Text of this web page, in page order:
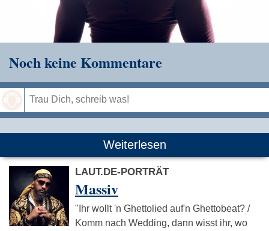
Noch keine Kommentare
Weiterlesen
LAUT.DE-PORTRÄT
Massiv
"Ihr wollt 'n Ghettolied auf'n Ghettobeat? /
Komm nach Wedding, dann wisst ihr, wo